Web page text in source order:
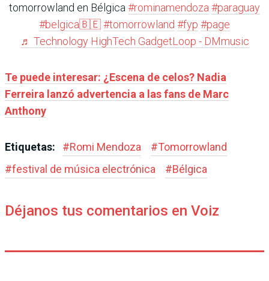
tomorrowland en Bélgica #rominamendoza #paraguay
#belgica🇧🇪#tomorrowland #fyp #page
♬ Technology HighTech GadgetLoop - DMmusic
Te puede interesar: ¿Escena de celos? Nadia
Ferreira lanzó advertencia a las fans de Marc
Anthony
Etiquetas: #Romi Mendoza #Tomorrowland
#festival de música electrónica #Bélgica
Déjanos tus comentarios en Voiz